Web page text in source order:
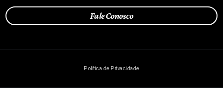
Fale Conosco
Política de Privacidade